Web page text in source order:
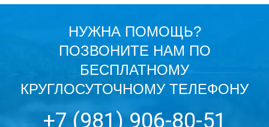
НУЖНА ПОМОЩЬ?
ПОЗВОНИТЕ НАМ ПО
БЕСПЛАТНОМУ
КРУГЛОСУТОЧНОМУ ТЕЛЕФОНУ
+7 (981) 906-80-51